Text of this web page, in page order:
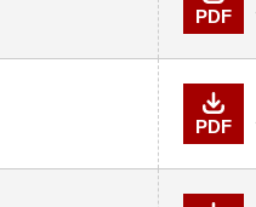
PDF
PDF